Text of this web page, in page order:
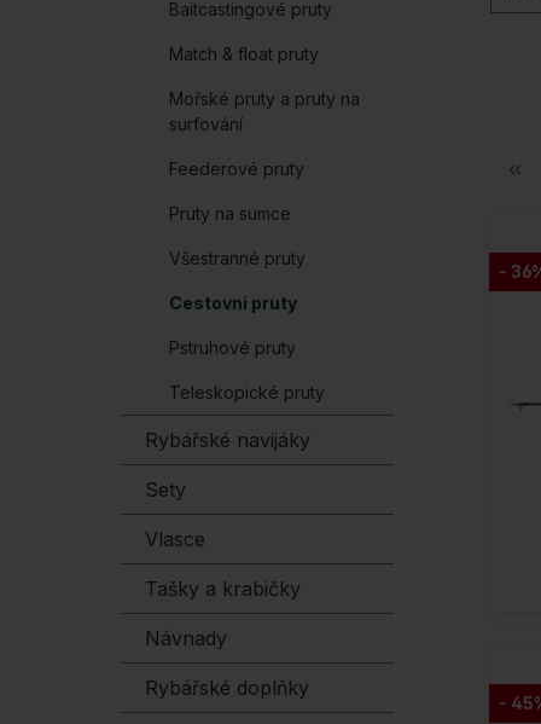
Baitcastingové pruty
Match & float pruty
Mořské pruty a pruty na
surfování
Feederové pruty
Pruty na sumce
Všestranné pruty
Cestovní pruty
Pstruhové pruty
Teleskopické pruty
Rybářské navijáky
Sety
Vlasce
Tašky a krabičky
Návnady
Rybářské doplňky
-
-